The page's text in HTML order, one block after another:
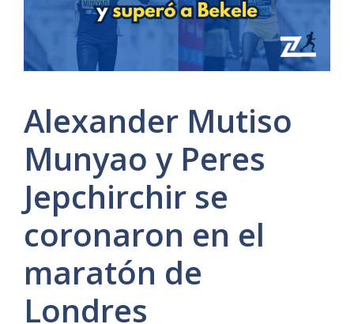
Alexander Mutiso
Munyao y Peres
Jepchirchir se
coronaron en el
maratón de
Londres